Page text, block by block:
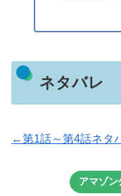
ネタバレ
←第1話～第4話ネタ
アマゾ